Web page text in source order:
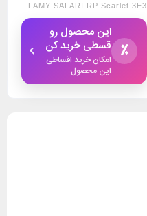
LAMY SAFARI RP Scarlet 3E3
٪
این محصول رو
قسطی خرید کن
امکان خرید اقساطی
این محصول